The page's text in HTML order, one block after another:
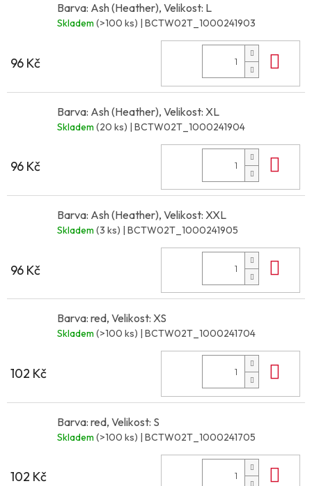
Barva: Ash (Heather), Velikost: L
Skladem (>100 ks) | BCTW02T_1000241903
96 Kč
Barva: Ash (Heather), Velikost: XL
Skladem (20 ks) | BCTW02T_1000241904
96 Kč
Barva: Ash (Heather), Velikost: XXL
Skladem (3 ks) | BCTW02T_1000241905
96 Kč
Barva: red, Velikost: XS
Skladem (>100 ks) | BCTW02T_1000241704
102 Kč
Barva: red, Velikost: S
Skladem (>100 ks) | BCTW02T_1000241705
102 Kč